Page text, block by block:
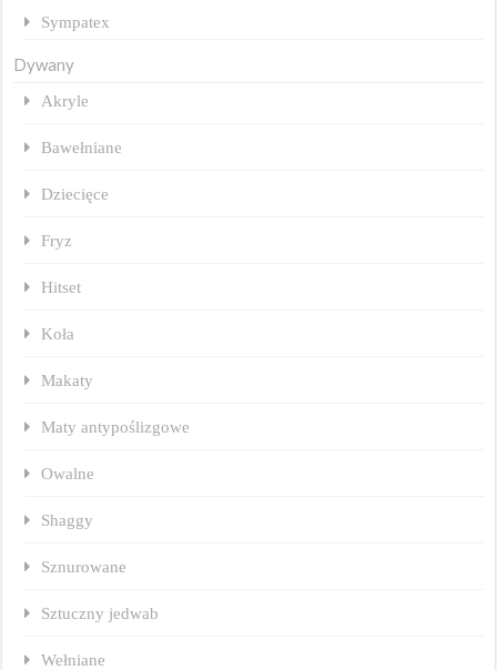
Sympatex
Dywany
Akryle
Bawełniane
Dziecięce
Fryz
Hitset
Koła
Makaty
Maty antypoślizgowe
Owalne
Shaggy
Sznurowane
Sztuczny jedwab
Wełniane